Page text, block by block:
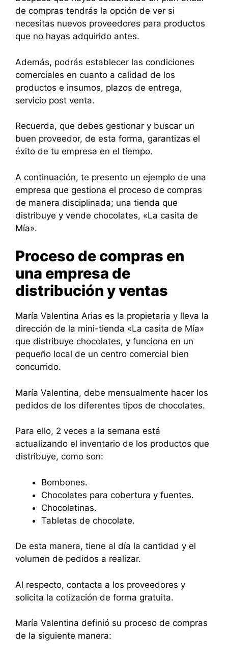
de compras tendrás la opción de ver si
necesitas nuevos proveedores para productos
que no hayas adquirido antes.
Además, podrás establecer las condiciones
comerciales en cuanto a calidad de los
productos e insumos, plazos de entrega,
servicio post venta.
Recuerda, que debes gestionar y buscar un
buen proveedor, de esta forma, garantizas el
éxito de tu empresa en el tiempo.
A continuación, te presento un ejemplo de una
empresa que gestiona el proceso de compras
de manera disciplinada; una tienda que
distribuye y vende chocolates, «La casita de
Mía».
Proceso de compras en
una empresa de
distribución y ventas
María Valentina Arias es la propietaria y lleva la
dirección de la mini-tienda «La casita de Mía»
que distribuye chocolates, y funciona en un
pequeño local de un centro comercial bien
concurrido.
María Valentina, debe mensualmente hacer los
pedidos de los diferentes tipos de chocolates.
Para ello, 2 veces a la semana está
actualizando el inventario de los productos que
distribuye, como son:
Bombones.
Chocolates para cobertura y fuentes.
Chocolatinas.
Tabletas de chocolate.
De esta manera, tiene al día la cantidad y el
volumen de pedidos a realizar.
Al respecto, contacta a los proveedores y
solicita la cotización de forma gratuita.
María Valentina definió su proceso de compras
de la siguiente manera: